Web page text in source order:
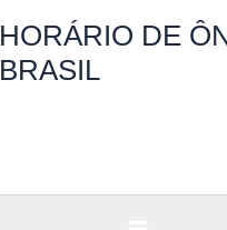
HORÁRIO DE
BRASIL